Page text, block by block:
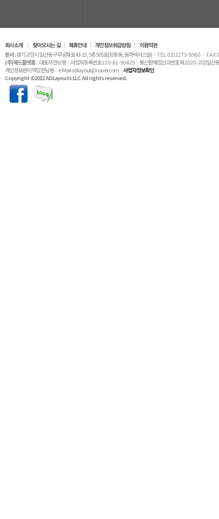
본사 :경기 고양시 일산동구 무궁화로 43-33, 5층 505호(장항동, 동하넥서스빌) TEL 02)2273-6960
FAX
(주)애드플랫홈 대표자 한남용 사업자등록번호110-81-90429 통신판매업신고번호 제2020-고양일산
개인정보관리책임 한남용 e-Mail adlayout@naver.com 사업자정보확인
Copyright ©2012 ADLayouts LLC All rights reserved.